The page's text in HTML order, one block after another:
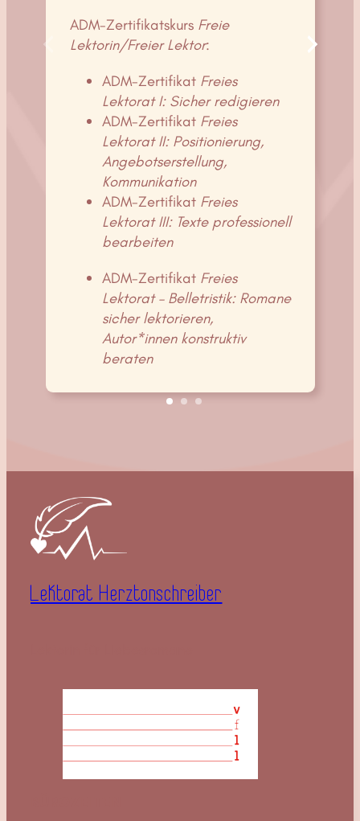
ADM-Zertifikatskurs Freie
Lektorin/Freier Lektor:
ADM-Zertifikat Freies
Lektorat I: Sicher redigieren
ADM-Zertifikat Freies
Lektorat II: Positionierung,
Angebotserstellung,
Kommunikation
ADM-Zertifikat Freies
Lektorat III: Texte professionell
bearbeiten
ADM-Zertifikat Freies
Lektorat – Belletristik: Romane
sicher lektorieren,
Autor*innen konstruktiv
beraten
Lektorat Herztonschreiber